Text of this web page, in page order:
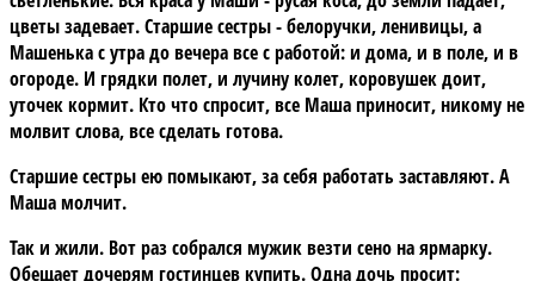
цветы задевает. Старшие сестры - белоручки, ленивицы, а
Машенька с утра до вечера все с работой: и дома, и в поле, и в
огороде. И грядки полет, и лучину колет, коровушек доит,
уточек кормит. Кто что спросит, все Маша приносит, никому не
молвит слова, все сделать готова.
Старшие сестры ею помыкают, за себя работать заставляют. А
Маша молчит.
Так и жили. Вот раз собрался мужик везти сено на ярмарку.
Обещает дочерям гостинцев купить. Одна дочь просит: